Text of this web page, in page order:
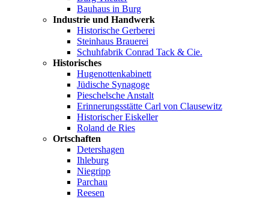
Bauhaus in Burg
Industrie und Handwerk
Historische Gerberei
Steinhaus Brauerei
Schuhfabrik Conrad Tack & Cie.
Historisches
Hugenottenkabinett
Jüdische Synagoge
Pieschelsche Anstalt
Erinnerungsstätte Carl von Clausewitz
Historischer Eiskeller
Roland de Ries
Ortschaften
Detershagen
Ihleburg
Niegripp
Parchau
Reesen